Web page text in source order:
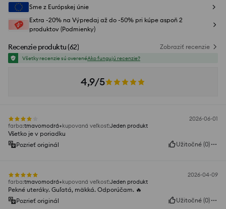
Sme z Európskej únie
Extra -20% na Výpredaj až do -50% pri kúpe aspoň 2
produktov (Podmienky)
Recenzie produktu(62) Zobraziť recenzie
Všetky recenzie sú overenéAko fungujú recenzie?
4,9/5
2026-06-01
farba:tmavomodrá kupovaná veľkosť:Jeden produkt
Všetko je v poriadku
Pozrieť originál
Užitočné (0)
2026-04-09
farba:tmavomodrá kupovaná veľkosť:Jeden produkt
Pekné uteráky. Guľatá, mäkká. Odporúčam. 🔥
Pozrieť originál
Užitočné (0)